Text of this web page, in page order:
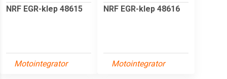
NRF EGR-klep 48615
Motointegrator
NRF EGR-klep 48616
Motointegrator